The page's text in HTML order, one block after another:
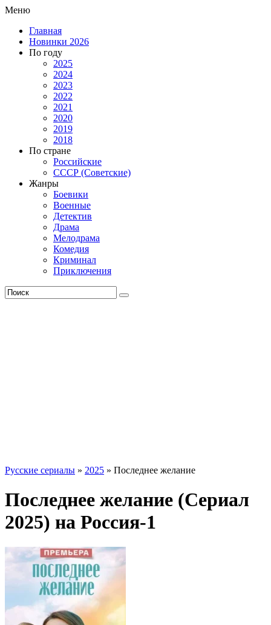
Меню
Главная
Новинки 2026
По году
2025
2024
2023
2022
2021
2020
2019
2018
По стране
Российские
СССР (Советские)
Жанры
Боевики
Военные
Детектив
Драма
Мелодрама
Комедия
Криминал
Приключения
Русские сериалы » 2025 » Последнее желание
Последнее желание (Сериал
2025) на Россия-1